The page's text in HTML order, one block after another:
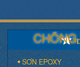
CHỐNG
SƠN EPOXY